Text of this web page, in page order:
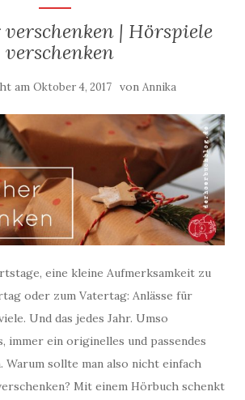
| Hörspiele
verschenken
am Oktober 4, 2017 von Annika
eine kleine Aufmerksamkeit zu
oder zum Vatertag: Anlässe für
Und das jedes Jahr. Umso
immer ein originelles und passendes
Warum sollte man also nicht einfach
Mit einem Hörbuch schenkt